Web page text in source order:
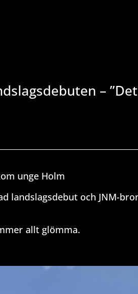
–
unge Holm
landslagsdebut och JNM-
allt glömma.